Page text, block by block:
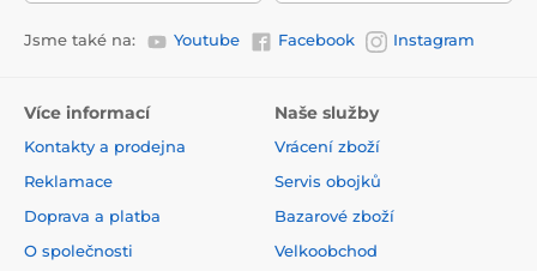
Jsme také na: Youtube Facebook Instagram
Více informací
Kontakty a prodejna
Reklamace
Doprava a platba
O společnosti
Naše služby
Vrácení zboží
Servis obojků
Bazarové zboží
Velkoobchod